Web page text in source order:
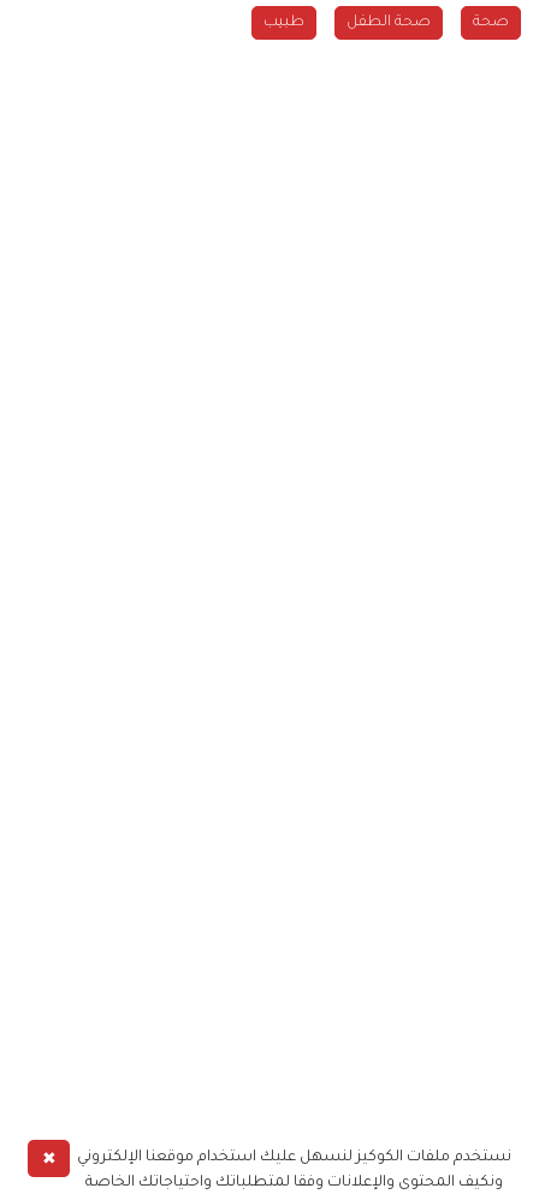
صحة صحة الطفل طبيب
✖
نستخدم ملفات الكوكيز لنسهل عليك استخدام موقعنا الإلكتروني
ونكيف المحتوى والإعلانات وفقا لمتطلباتك واحتياجاتك الخاصة